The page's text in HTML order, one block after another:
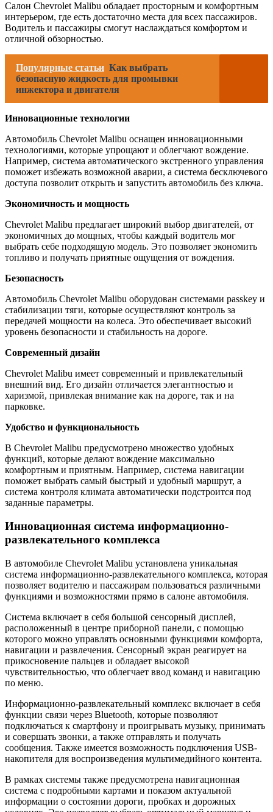
Салон Chevrolet Malibu обладает просторным и комфортным
интерьером, где есть достаточно места для всех пассажиров.
Водитель и пассажиры смогут наслаждаться комфортом и
отличной обзорностью.
Популярные статьи Как выбрать
безопасную жидкость для промывки
инжектора и двигателя
Инновационные технологии
Автомобиль Chevrolet Malibu оснащен инновационными
технологиями, которые упрощают и облегчают вождение.
Например, система автоматического экстренного управления
поможет избежать возможной аварии, а система бесключевого
доступа позволит открыть и запустить автомобиль без ключа.
Экономичность и мощность
Chevrolet Malibu предлагает широкий выбор двигателей, от
экономичных до мощных, чтобы каждый водитель мог
выбрать себе подходящую модель. Это позволяет экономить
топливо и получать приятные ощущения от вождения.
Безопасность
Автомобиль Chevrolet Malibu оборудован системами passkey и
стабилизации тяги, которые осуществляют контроль за
передачей мощности на колеса. Это обеспечивает высокий
уровень безопасности и стабильность на дороге.
Современный дизайн
Chevrolet Malibu имеет современный и привлекательный
внешний вид. Его дизайн отличается элегантностью и
харизмой, привлекая внимание как на дороге, так и на
парковке.
Удобство и функциональность
В Chevrolet Malibu предусмотрено множество удобных
функций, которые делают вождение максимально
комфортным и приятным. Например, система навигации
поможет выбрать самый быстрый и удобный маршрут, а
система контроля климата автоматически подстроится под
заданные параметры.
Инновационная система информационно-
развлекательного комплекса
В автомобиле Chevrolet Malibu установлена уникальная
система информационно-развлекательного комплекса, которая
позволяет водителю и пассажирам пользоваться различными
функциями и возможностями прямо в салоне автомобиля.
Система включает в себя большой сенсорный дисплей,
расположенный в центре приборной панели, с помощью
которого можно управлять основными функциями комфорта,
навигации и развлечения. Сенсорный экран реагирует на
прикосновение пальцев и обладает высокой
чувствительностью, что облегчает ввод команд и навигацию
по меню.
Информационно-развлекательный комплекс включает в себя
функции связи через Bluetooth, которые позволяют
подключаться к смартфону и проигрывать музыку, принимать
и совершать звонки, а также отправлять и получать
сообщения. Также имеется возможность подключения USB-
накопителя для воспроизведения мультимедийного контента.
В рамках системы также предусмотрена навигационная
система с подробными картами и показом актуальной
информации о состоянии дороги, пробках и дорожных